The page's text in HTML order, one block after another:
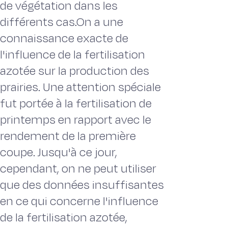
de végétation dans les
différents cas.On a une
connaissance exacte de
l'influence de la fertilisation
azotée sur la production des
prairies. Une attention spéciale
fut portée à la fertilisation de
printemps en rapport avec le
rendement de la première
coupe. Jusqu'à ce jour,
cependant, on ne peut utiliser
que des données insuffisantes
en ce qui concerne l'influence
de la fertilisation azotée,